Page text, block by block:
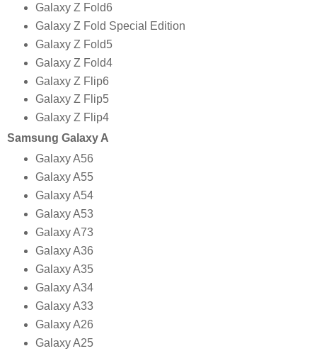
Galaxy Z Fold6
Galaxy Z Fold Special Edition
Galaxy Z Fold5
Galaxy Z Fold4
Galaxy Z Flip6
Galaxy Z Flip5
Galaxy Z Flip4
Samsung Galaxy A
Galaxy A56
Galaxy A55
Galaxy A54
Galaxy A53
Galaxy A73
Galaxy A36
Galaxy A35
Galaxy A34
Galaxy A33
Galaxy A26
Galaxy A25